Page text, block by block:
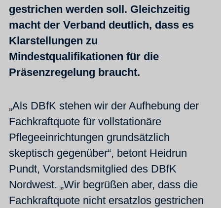
gestrichen werden soll. Gleichzeitig
macht der Verband deutlich, dass es
Klarstellungen zu
Mindestqualifikationen für die
Präsenzregelung braucht.
„Als DBfK stehen wir der Aufhebung der
Fachkraftquote für vollstationäre
Pflegeeinrichtungen grundsätzlich
skeptisch gegenüber“, betont Heidrun
Pundt, Vorstandsmitglied des DBfK
Nordwest. „Wir begrüßen aber, dass die
Fachkraftquote nicht ersatzlos gestrichen